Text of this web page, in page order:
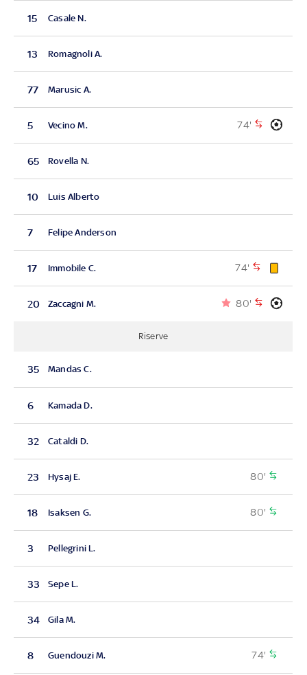
15 Casale N.
13 Romagnoli A.
77 Marusic A.
5 Vecino M. 74'
65 Rovella N.
10 Luis Alberto
7 Felipe Anderson
17 Immobile C. 74'
20 Zaccagni M. 80'
Riserve
35 Mandas C.
6 Kamada D.
32 Cataldi D.
23 Hysaj E. 80'
18 Isaksen G. 80'
3 Pellegrini L.
33 Sepe L.
34 Gila M.
8 Guendouzi M. 74'